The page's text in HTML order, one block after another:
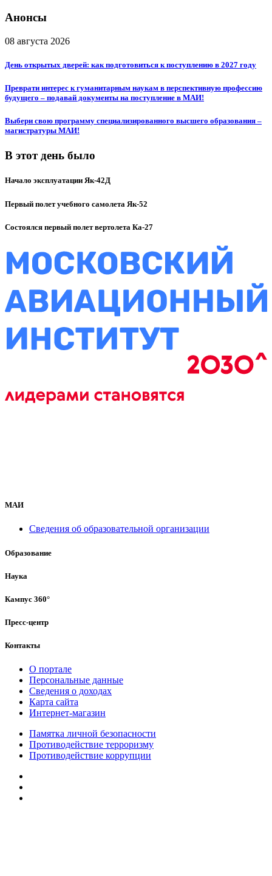
Анонсы
08 августа 2026
День открытых дверей: как подготовиться к поступлению в 2027 году
Преврати интерес к гуманитарным наукам в перспективную профессию
будущего – подавай документы на поступление в МАИ!
Выбери свою программу специализированного высшего образования –
магистратуры МАИ!
В этот день было
Начало эксплуатации Як-42Д
Первый полет учебного самолета Як-52
Состоялся первый полет вертолета Ка-27
МАИ
Сведения об образовательной организации
Образование
Наука
Кампус 360°
Пресс-центр
Контакты
О портале
Персональные данные
Сведения о доходах
Карта сайта
Интернет-магазин
Памятка личной безопасности
Противодействие терроризму
Противодействие коррупции